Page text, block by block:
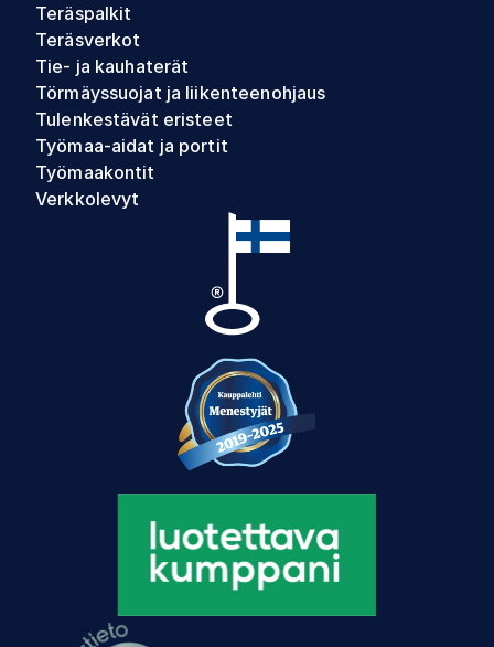
Teräspalkit
Teräsverkot
Tie- ja kauhaterät
Törmäyssuojat ja liikenteenohjaus
Tulenkestävät eristeet
Työmaa-aidat ja portit
Työmaakontit
Verkkolevyt